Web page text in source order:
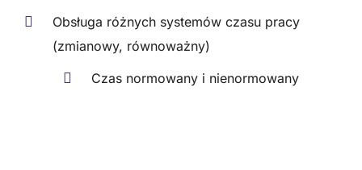
Obsługa różnych systemów czasu pracy
(zmianowy, równoważny)
Czas normowany i nienormowany